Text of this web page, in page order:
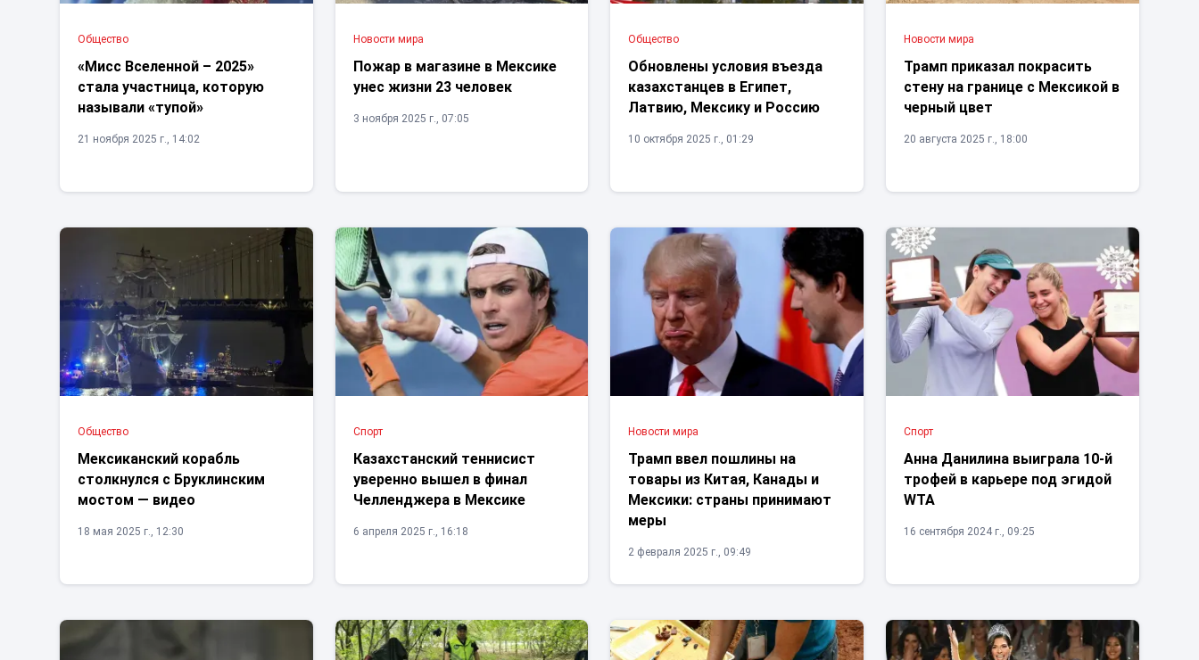
Общество
«Мисс Вселенной – 2025»
стала участница, которую
называли «тупой»
21 ноября 2025 г., 14:02
Новости мира
Пожар в магазине в Мексике
унес жизни 23 человек
3 ноября 2025 г., 07:05
Общество
Обновлены условия въезда
казахстанцев в Египет,
Латвию, Мексику и Россию
10 октября 2025 г., 01:29
Новости мира
Трамп приказал покрасить
стену на границе с Мексикой в
черный цвет
20 августа 2025 г., 18:00
Общество
Мексиканский корабль
столкнулся с Бруклинским
мостом — видео
18 мая 2025 г., 12:30
Спорт
Казахстанский теннисист
уверенно вышел в финал
Челленджера в Мексике
6 апреля 2025 г., 16:18
Новости мира
Трамп ввел пошлины на
товары из Китая, Канады и
Мексики: страны принимают
меры
2 февраля 2025 г., 09:49
Спорт
Анна Данилина выиграла 10-й
трофей в карьере под эгидой
WTA
16 сентября 2024 г., 09:25